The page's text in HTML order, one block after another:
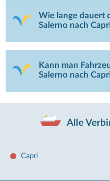
Wie lange dauert
Salerno nach
Kann man
Salerno nach
Alle
Capri